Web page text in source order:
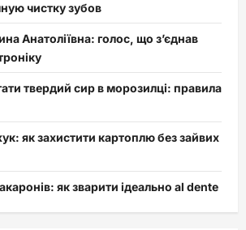
чистку зубов
Анатоліївна: голос, що з’єднав
твердий сир в морозилці: правила
як захистити картоплю без зайвих
як зварити ідеально al dente